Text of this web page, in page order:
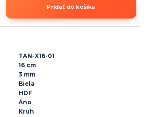
Pridať do košíka
TAN-X16-01
16 cm
3 mm
Biela
HDF
Áno
Kruh